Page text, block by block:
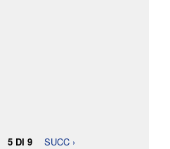
5 DI 9 SUCC ›